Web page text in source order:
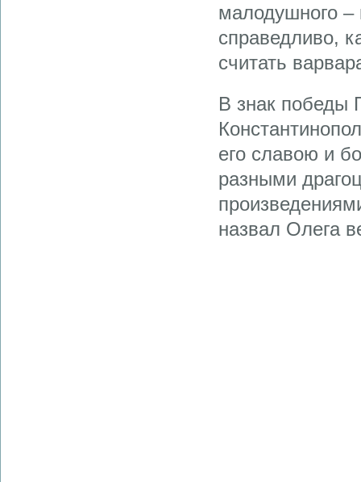
малодушного
справедливо,
считать
В знак победы
его славою и
разными
назвал Олега